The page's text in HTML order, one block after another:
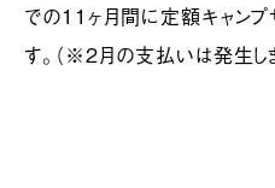
での11ヶ月間に定額キャン
す。（※2月の支払いは発生し